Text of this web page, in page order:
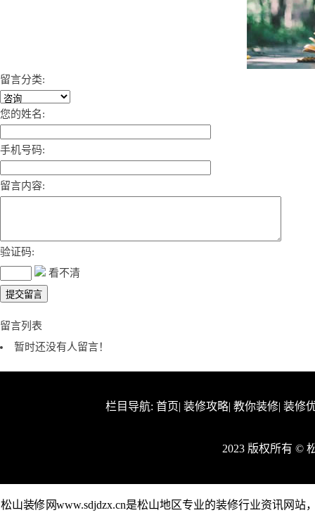
留言分类:
您的姓名:
手机号码:
留言内容:
验证码:
看不清
留言列表
暂时还没有人留言！
栏目导航: 首页| 装修攻略| 教你装修| 装修
2023 版权所有 ©
松山装修网www.sdjdzx.cn是松山地区专业的装修行业资讯网